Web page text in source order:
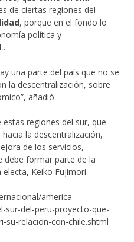
de ciertas regiones del
, porque en el fondo lo
política y
una parte del país que no se
la descentralización, sobre
añadió.
regiones del sur, que
la descentralización,
de los servicios,
debe formar parte de la
Keiko Fujimori.
america-
sur-del-peru-proyecto-que-
su-relacion-con-chile.shtml